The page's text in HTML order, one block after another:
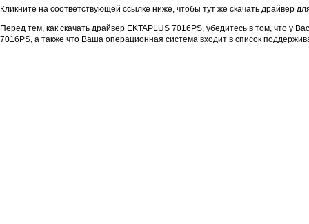
Кликните на соответствующей ссылке ниже, чтобы тут же скачать драйвер
Перед тем, как скачать драйвер EKTAPLUS 7016PS, убедитесь в том, что у
7016PS, а также что Ваша операционная система входит в список